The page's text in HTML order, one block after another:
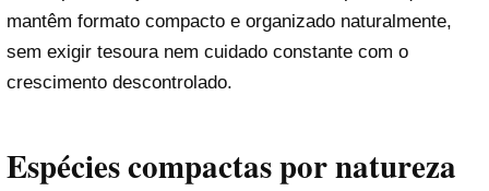
mantêm formato compacto e organizado naturalmente,
sem exigir tesoura nem cuidado constante com o
crescimento descontrolado.
Espécies compactas por natureza